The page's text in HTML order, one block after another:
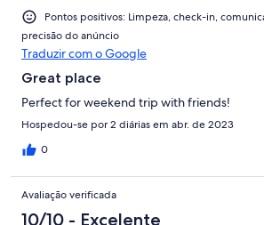
Pontos positivos: Limpeza, check-in,
precisão do anúncio
Traduzir com o Google
Great place
Perfect for weekend trip with friends!
Hospedou-se por 2 diárias em abr. de 2023
0
Avaliação verificada
10/10 - Excelente